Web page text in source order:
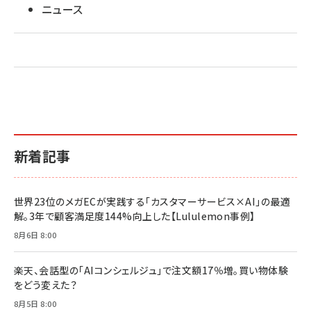
ニュース
新着記事
世界23位のメガECが実践する「カスタマーサービス×AI」の最適
解。3年で顧客満足度144%向上した【Lululemon事例】
8月6日 8:00
楽天、会話型の「AIコンシェルジュ」で注文額17％増。買い物体験
をどう変えた？
8月5日 8:00